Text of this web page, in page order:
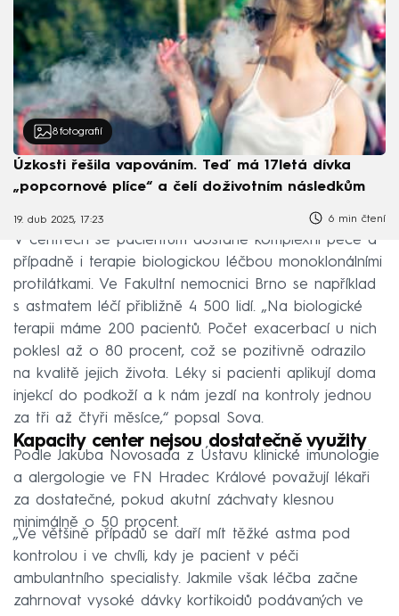
8 fotografií
Úzkosti řešila vapováním. Teď má 17letá dívka
„popcornové plíce“ a čelí doživotním následkům
19. dub 2025, 17:23 6 min čtení
V centrech se pacientům dostane komplexní péče a
případně i terapie biologickou léčbou monoklonálními
protilátkami. Ve Fakultní nemocnici Brno se například
s astmatem léčí přibližně 4 500 lidí. „Na biologické
terapii máme 200 pacientů. Počet exacerbací u nich
poklesl až o 80 procent, což se pozitivně odrazilo
na kvalitě jejich života. Léky si pacienti aplikují doma
injekcí do podkoží a k nám jezdí na kontroly jednou
za tři až čtyři měsíce,“ popsal Sova.
Kapacity center nejsou dostatečně využity
Podle Jakuba Novosada z Ústavu klinické imunologie
a alergologie ve FN Hradec Králové považují lékaři
za dostatečné, pokud akutní záchvaty klesnou
minimálně o 50 procent.
„Ve většině případů se daří mít těžké astma pod
kontrolou i ve chvíli, kdy je pacient v péči
ambulantního specialisty. Jakmile však léčba začne
zahrnovat vysoké dávky kortikoidů podávaných ve